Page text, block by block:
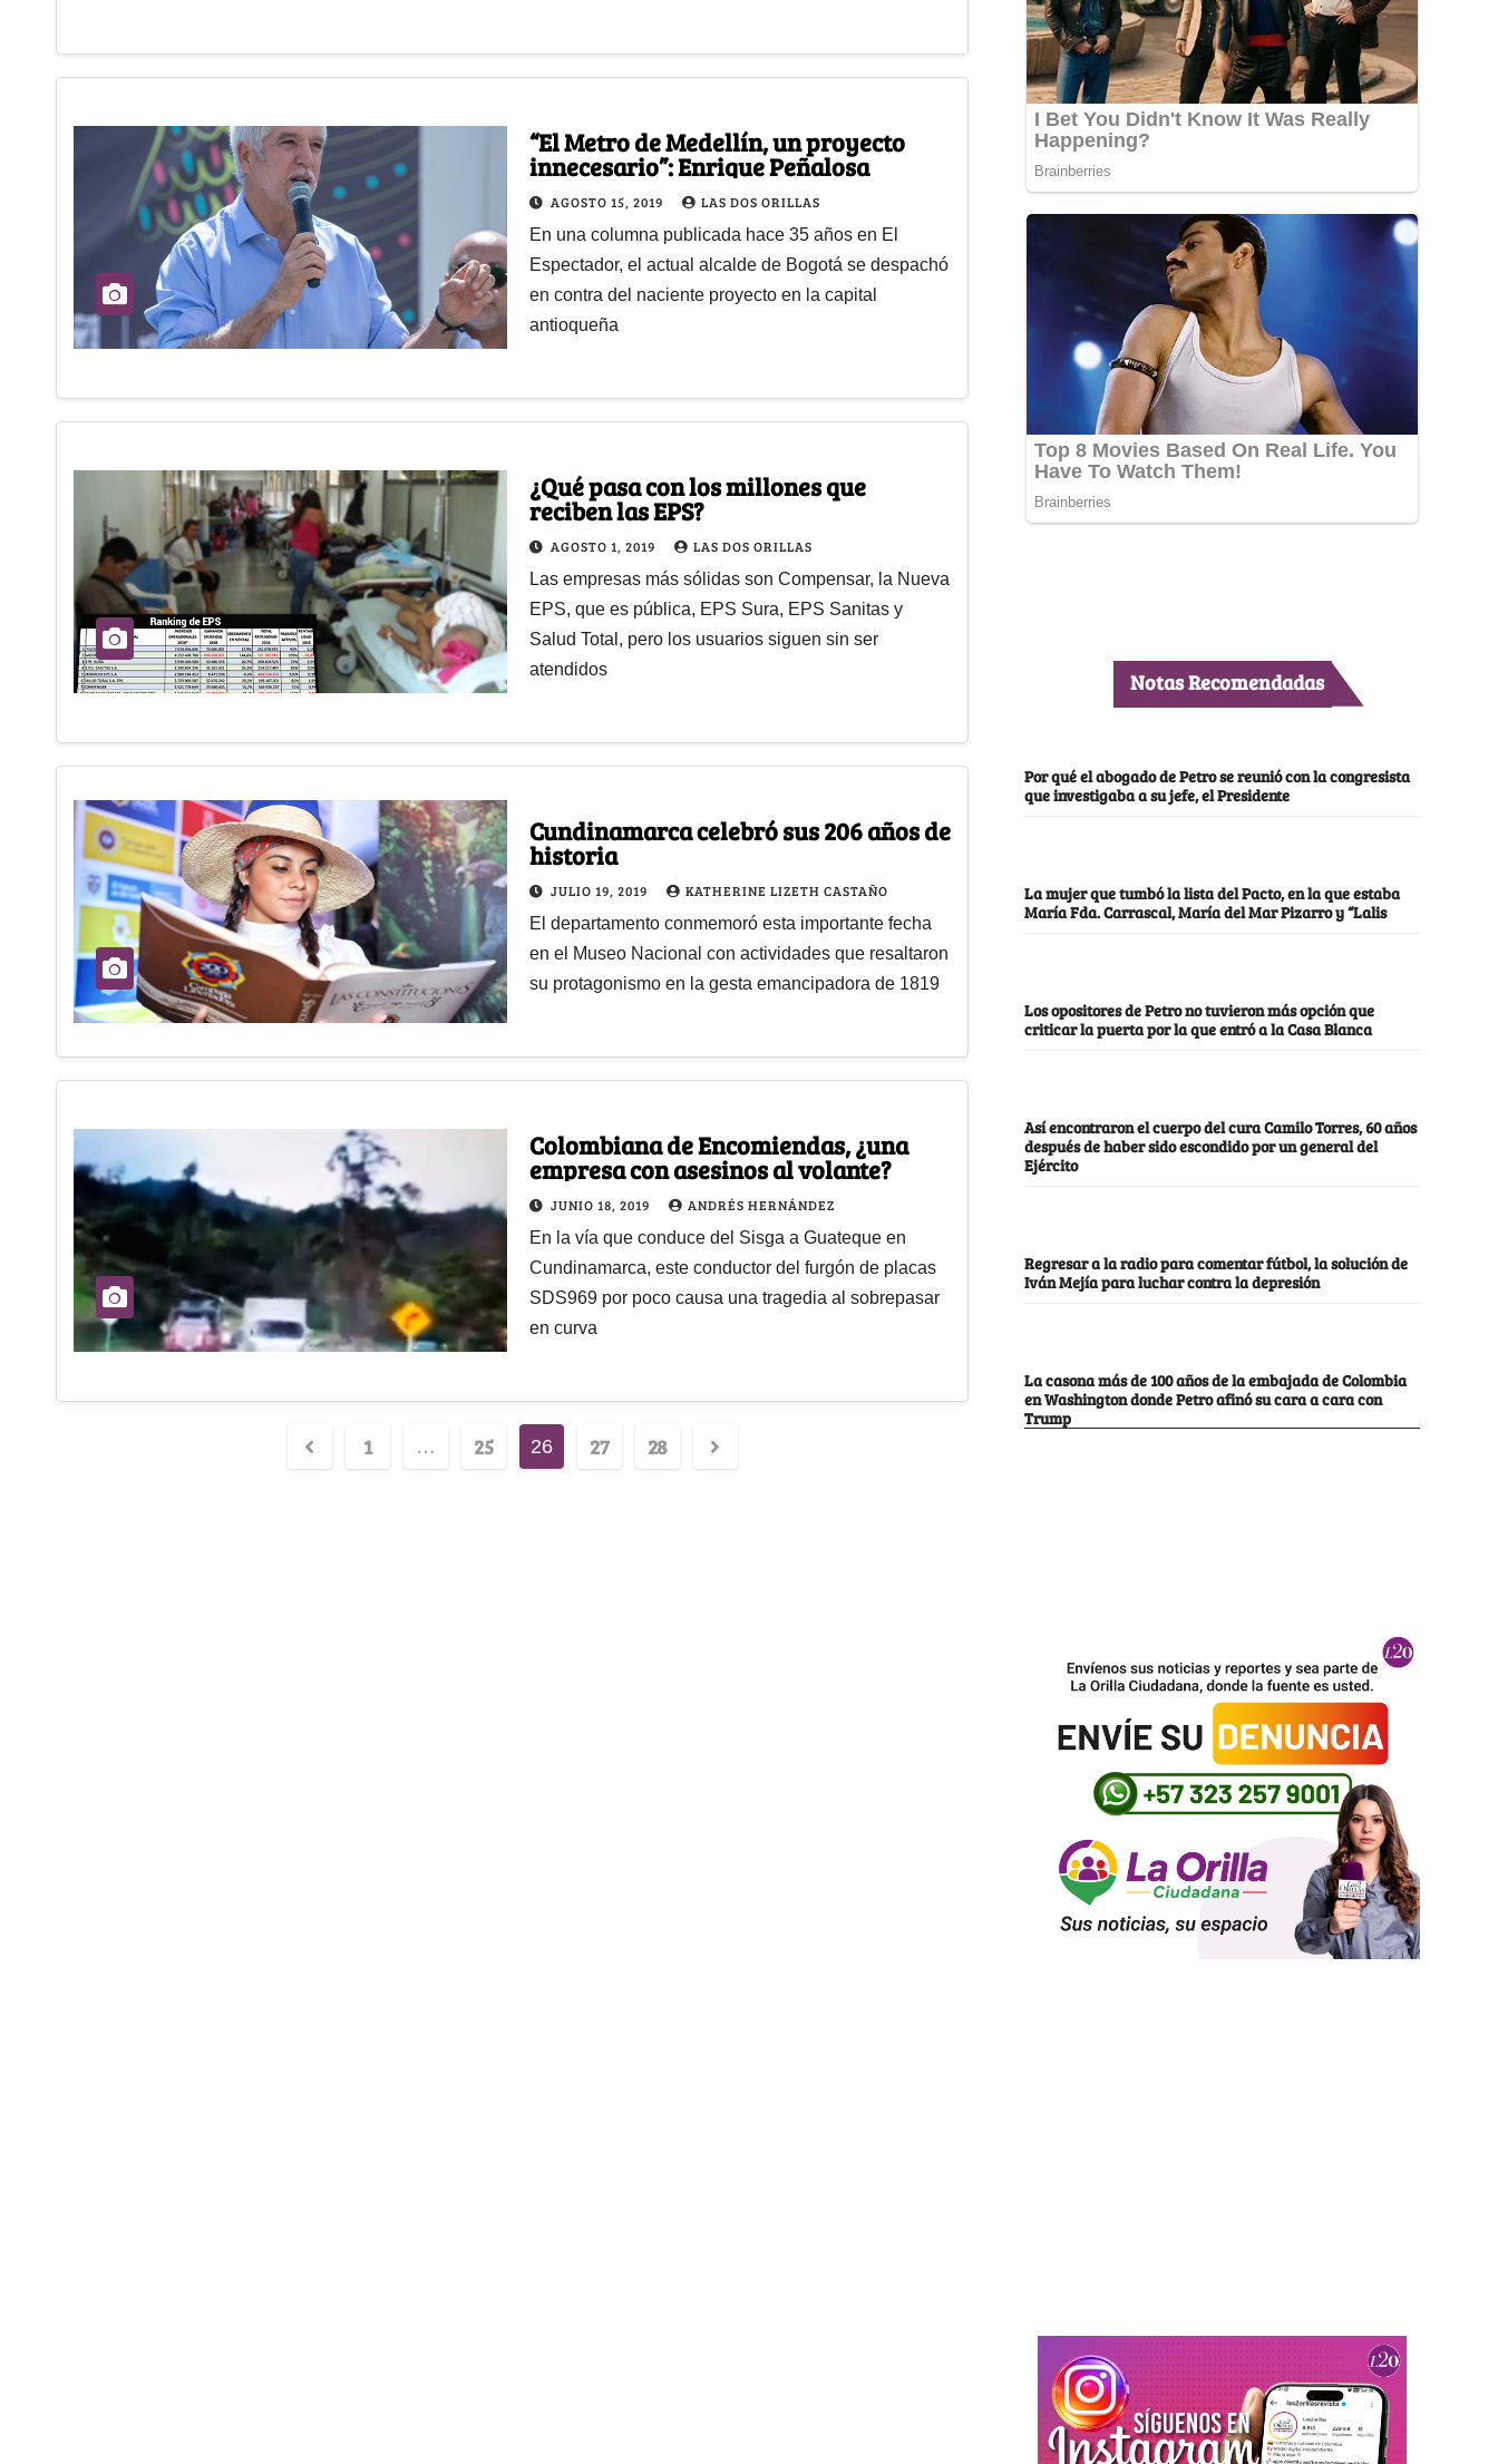
“El Metro de Medellín, un proyecto
innecesario”: Enrique Peñalosa
AGOSTO 15, 2019 LAS DOS ORILLAS
En una columna publicada hace 35 años en El
Espectador, el actual alcalde de Bogotá se despachó
en contra del naciente proyecto en la capital
antioqueña
¿Qué pasa con los millones que
reciben las EPS?
AGOSTO 1, 2019 LAS DOS ORILLAS
Las empresas más sólidas son Compensar, la Nueva
EPS, que es pública, EPS Sura, EPS Sanitas y
Salud Total, pero los usuarios siguen sin ser
atendidos
Cundinamarca celebró sus 206 años de
historia
JULIO 19, 2019 KATHERINE LIZETH CASTAÑO
El departamento conmemoró esta importante fecha
en el Museo Nacional con actividades que resaltaron
su protagonismo en la gesta emancipadora de 1819
Colombiana de Encomiendas, ¿una
empresa con asesinos al volante?
JUNIO 18, 2019 ANDRÉS HERNÁNDEZ
En la vía que conduce del Sisga a Guateque en
Cundinamarca, este conductor del furgón de placas
SDS969 por poco causa una tragedia al sobrepasar
en curva
1 … 25 26 27 28
Notas Recomendadas
Por qué el abogado de Petro se reunió con la congresista
que investigaba a su jefe, el Presidente
La mujer que tumbó la lista del Pacto, en la que estaba
María Fda. Carrascal, María del Mar Pizarro y “Lalis
Los opositores de Petro no tuvieron más opción que
criticar la puerta por la que entró a la Casa Blanca
Así encontraron el cuerpo del cura Camilo Torres, 60 años
después de haber sido escondido por un general del
Ejército
Regresar a la radio para comentar fútbol, la solución de
Iván Mejía para luchar contra la depresión
La casona más de 100 años de la embajada de Colombia
en Washington donde Petro afinó su cara a cara con
Trump